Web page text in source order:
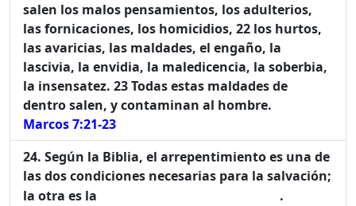
salen los malos pensamientos, los adulterios,
las fornicaciones, los homicidios, 22 los hurtos,
las avaricias, las maldades, el engaño, la
lascivia, la envidia, la maledicencia, la soberbia,
la insensatez. 23 Todas estas maldades de
dentro salen, y contaminan al hombre.
Marcos 7:21-23
Según la Biblia, el arrepentimiento es una de
las dos condiciones necesarias para la salvación;
la otra es la
.